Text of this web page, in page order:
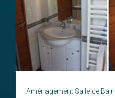
Aménagement Salle de Bain